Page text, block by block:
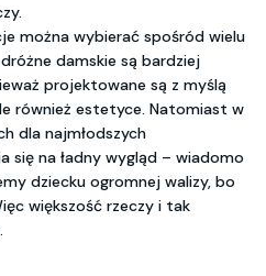
można wybierać spośród wielu
damskie są bardziej
projektowane są z myślą
również estetyce. Natomiast w
dla najmłodszych
się na ładny wygląd – wiadomo
dziecku ogromnej walizy, bo
większość rzeczy i tak